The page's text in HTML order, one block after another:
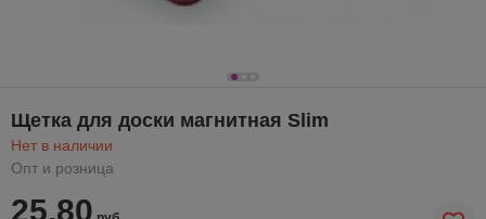
Щетка для доски магнитная Slim
Нет в наличии
Опт и розница
25,80